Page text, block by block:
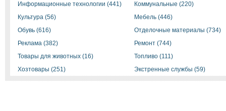
Информационные технологии (441)
Коммунальные (220)
Культура (56)
Мебель (446)
Обувь (616)
Отделочные материалы (734)
Реклама (382)
Ремонт (744)
Товары для животных (16)
Топливо (111)
Хозтовары (251)
Экстренные службы (59)